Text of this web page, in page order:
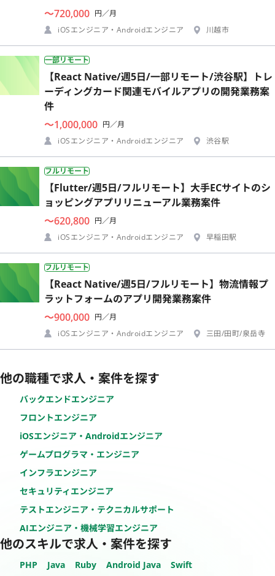
〜720,000 円／月
iOSエンジニア・Androidエンジニア
川越市
一部リモート
【React Native/週5日/一部リモート/渋谷駅】トレ
ーディングカード関連モバイルアプリの開発業務案
件
〜1,000,000 円／月
iOSエンジニア・Androidエンジニア
渋谷駅
フルリモート
【Flutter/週5日/フルリモート】大手ECサイトのシ
ョッピングアプリリニューアル業務案件
〜620,800 円／月
iOSエンジニア・Androidエンジニア
早稲田駅
フルリモート
【React Native/週5日/フルリモート】物流情報プ
ラットフォームのアプリ開発業務案件
〜900,000 円／月
iOSエンジニア・Androidエンジニア
三田/田町/泉岳寺
他の職種で求人・案件を探す
バックエンドエンジニア
フロントエンジニア
iOSエンジニア・Androidエンジニア
ゲームプログラマ・エンジニア
インフラエンジニア
セキュリティエンジニア
テストエンジニア・テクニカルサポート
AIエンジニア・機械学習エンジニア
他のスキルで求人・案件を探す
PHP Java Ruby Android Java
Swift